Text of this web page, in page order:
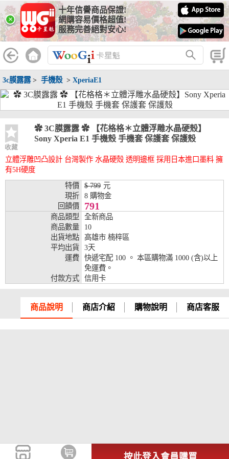
×
十年信譽商品保證!
網購容易價格超值!
服務完善絕對安心!
3c膜露露> 手機殼> XperiaE1
收藏
✿ 3C膜露露 ✿ 【花格格＊立體浮雕水晶硬殼】
Sony Xperia E1 手機殼 手機套 保護套 保護殼
立體浮雕凹凸設計 台灣製作 水晶硬殼 透明邊框 採用日本進口墨料 擁
有5H硬度
特價
$ 799 元
現折
8 購物金
回饋價
791
商品類型
全新商品
商品數量
10
出貨地點
高雄市 楠梓區
平均出貨
3天
運費
快遞宅配 100 。 本區購物滿 1000 (含)以上
免運費。
付款方式
信用卡
商品說明 商店介紹 購物說明 商店客服
按此登入會員購買
線上分期銀行
WooGii 與 綠界 合作，『信用卡分期付款』 與 『信用卡零利率
分期付款』 的配合銀行如下：
分期期數 提供分期之銀行
兆豐銀行、合作金庫、第一銀行、華南銀行、
彰化銀行、上海銀行、富邦銀行、國泰世華、
台灣企銀、台中銀行、匯豐銀行、華泰銀行、
銀、元大銀行、永豐銀行、玉山銀行、凱基銀
行、星展銀行、台新銀行、安泰銀行、中國信
兆豐銀行、合作金庫、第一銀行、華南銀行、
台灣企銀、台中銀行、匯豐銀行、華泰銀行、
臺灣新光銀行、陽信銀行、聯邦銀行、遠東商
銀、元大銀行、永豐銀行、玉山銀行、凱基銀
行、星展銀行、台新銀行、安泰銀行、中國信
託、台灣樂天、三信商銀
兆豐銀行、合作金庫、第一銀行、華南銀行、
彰化銀行、上海銀行、富邦銀行、國泰世華、
台灣企銀、台中銀行、匯豐銀行、華泰銀行、
臺灣新光銀行、陽信銀行、聯邦銀行、遠東商
銀、元大銀行、永豐銀行、玉山銀行、凱基銀
託、台灣樂天、三信商銀
兆豐銀行、合作金庫、第一銀行、華南銀行、